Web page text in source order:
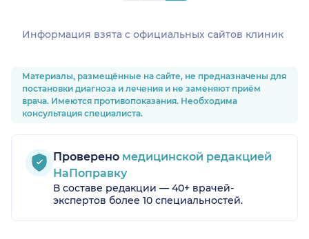
Информация взята c официальных сайтов клиник
Материалы, размещённые на сайте, не предназначены для
постановки диагноза и лечения и не заменяют приём
врача. Имеются противопоказания. Необходима
консультация специалиста.
Проверено медицинской редакцией
НаПоправку
В составе редакции — 40+ врачей-
экспертов более 10 специальностей.